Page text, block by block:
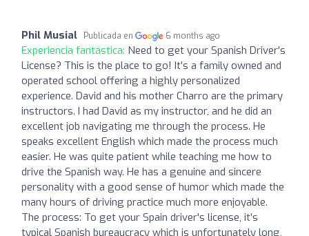
Phil Musial Publicada en 6 months ago
Experiencia fantástica: Need to get your Spanish Driver's
License? This is the place to go! It’s a family owned and
operated school offering a highly personalized
experience. David and his mother Charro are the primary
instructors. I had David as my instructor, and he did an
excellent job navigating me through the process. He
speaks excellent English which made the process much
easier. He was quite patient while teaching me how to
drive the Spanish way. He has a genuine and sincere
personality with a good sense of humor which made the
many hours of driving practice much more enjoyable.
The process: To get your Spain driver's license, it’s
typical Spanish bureaucracy which is unfortunately long,